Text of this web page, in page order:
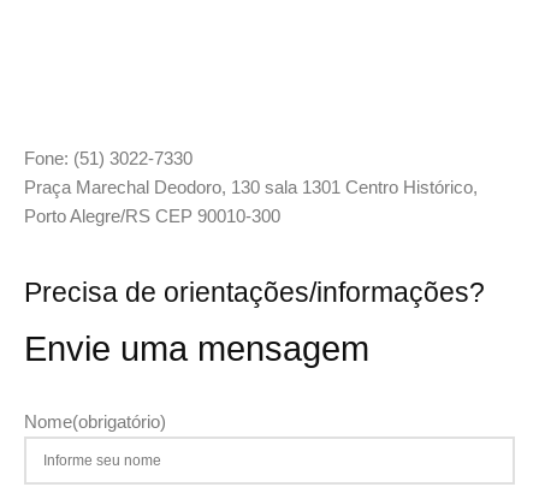
Fone: (51) 3022-7330
Praça Marechal Deodoro, 130 sala 1301 Centro Histórico,
Porto Alegre/RS CEP 90010-300
Precisa de orientações/informações?
Envie uma mensagem
Nome(obrigatório)